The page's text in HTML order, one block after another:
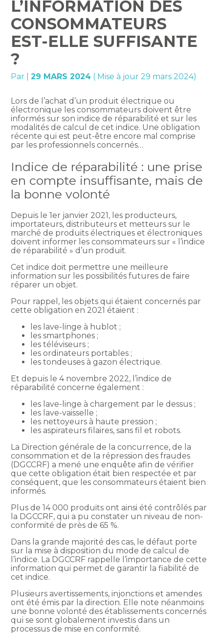
L’INFORMATION DES
CONSOMMATEURS
EST-ELLE SUFFISANTE
?
Par |29 MARS 2024 ( Mise à jour 29 mars 2024)
Lors de l’achat d’un produit électrique ou
électronique les consommateurs doivent être
informés sur son indice de réparabilité et sur les
modalités de calcul de cet indice. Une obligation
récente qui est peut-être encore mal comprise
par les professionnels concernés…
Indice de réparabilité : une prise
en compte insuffisante, mais de
la bonne volonté
Depuis le 1er janvier 2021, les producteurs,
importateurs, distributeurs et metteurs sur le
marché de produits électriques et électroniques
doivent informer les consommateurs sur « l’indice
de réparabilité » d’un produit.
Cet indice doit permettre une meilleure
information sur les possibilités futures de faire
réparer un objet.
Pour rappel, les objets qui étaient concernés par
cette obligation en 2021 étaient :
les lave-linge à hublot ;
les smartphones ;
les téléviseurs ;
les ordinateurs portables ;
les tondeuses à gazon électrique.
Et depuis le 4 novembre 2022, l’indice de
réparabilité concerne également :
les lave-linge à chargement par le dessus ;
les lave-vaisselle ;
les nettoyeurs à haute pression ;
les aspirateurs filaires, sans fil et robots.
La Direction générale de la concurrence, de la
consommation et de la répression des fraudes
(DGCCRF) a mené une enquête afin de vérifier
que cette obligation était bien respectée et par
conséquent, que les consommateurs étaient bien
informés.
Plus de 14 000 produits ont ainsi été contrôlés par
la DGCCRF, qui a pu constater un niveau de non-
conformité de près de 65 %.
Dans la grande majorité des cas, le défaut porte
sur la mise à disposition du mode de calcul de
l’indice. La DGCCRF rappelle l’importance de cette
information qui permet de garantir la fiabilité de
cet indice.
Plusieurs avertissements, injonctions et amendes
ont été émis par la direction. Elle note néanmoins
une bonne volonté des établissements concernés
qui se sont globalement investis dans un
processus de mise en conformité.